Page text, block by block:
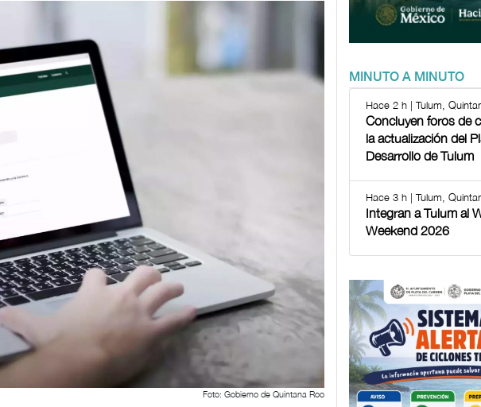
Foto: Gobierno de Quintana Roo
MINUTO A MINUTO
Hace 2 h | Tulum,
Concluyen foros de
la actualización del
Desarrollo de Tulum
Hace 3 h | Tulum,
Integran a Tulum al
Weekend 2026